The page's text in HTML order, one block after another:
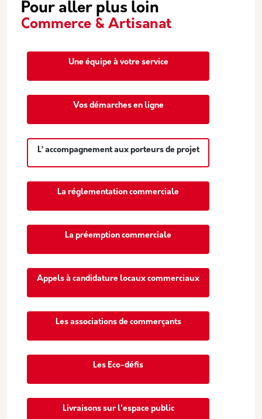
Pour aller plus loin
Commerce & Artisanat
Une équipe à votre service
Vos démarches en ligne
L’ accompagnement aux porteurs de projet
La réglementation commerciale
La préemption commerciale
Appels à candidature locaux commerciaux
Les associations de commerçants
Les Eco-défis
Livraisons sur l'espace public